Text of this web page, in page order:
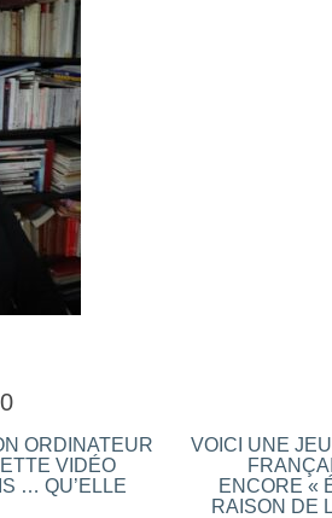
ORDINATEUR
VIDÉO
… QU’ELLE
VOICI UNE
ENCORE «
RAISON DE